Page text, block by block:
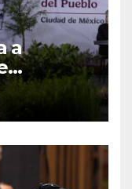
a
agosto